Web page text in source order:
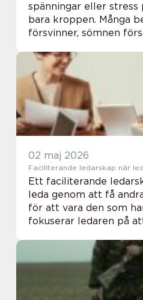
spänningar eller stress
bara kroppen. Många
försvinner, sömnen
vänder sig allt fler till
där ...
02 maj 2026
Ett faciliterande
leda genom att få
för att vara den som
fokuserar ledaren på
samarbete och mod att
ledar...